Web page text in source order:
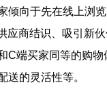
倾向于先在线上浏
应商结识、吸引新
C端买家同等的购
送的灵活性等。